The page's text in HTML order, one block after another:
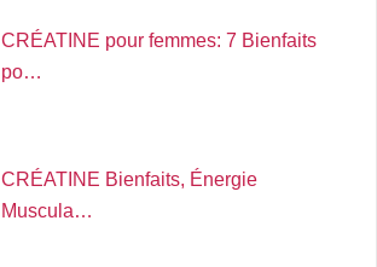
CRÉATINE pour femmes: 7 Bienfaits
po…
CRÉATINE Bienfaits, Énergie
Muscula…